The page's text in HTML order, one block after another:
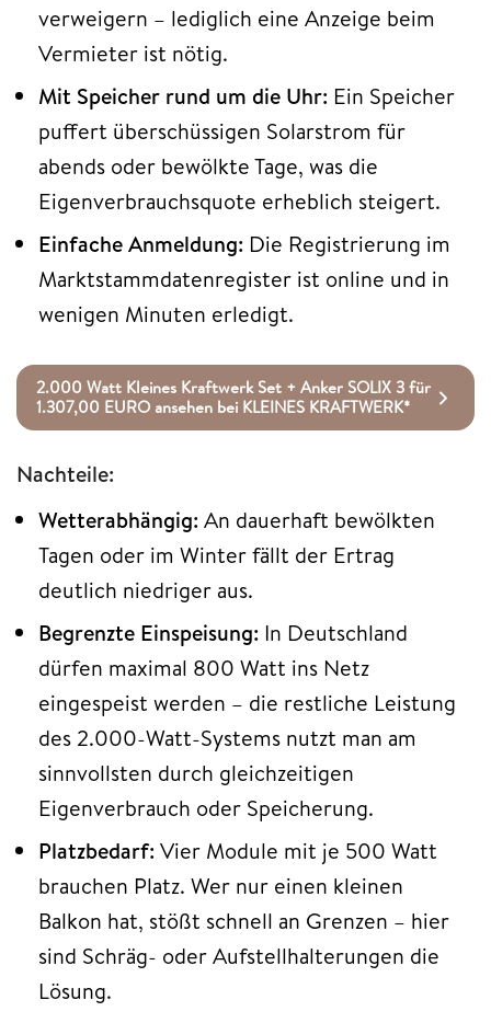
verweigern – lediglich eine Anzeige beim
Vermieter ist nötig.
Mit Speicher rund um die Uhr: Ein Speicher
puffert überschüssigen Solarstrom für
abends oder bewölkte Tage, was die
Eigenverbrauchsquote erheblich steigert.
Einfache Anmeldung: Die Registrierung im
Marktstammdatenregister ist online und in
wenigen Minuten erledigt.
2.000 Watt Kleines Kraftwerk Set + Anker SOLIX 3 für
1.307,00 EURO ansehen bei KLEINES KRAFTWERK*
Nachteile:
Wetterabhängig: An dauerhaft bewölkten
Tagen oder im Winter fällt der Ertrag
deutlich niedriger aus.
Begrenzte Einspeisung: In Deutschland
dürfen maximal 800 Watt ins Netz
eingespeist werden – die restliche Leistung
des 2.000-Watt-Systems nutzt man am
sinnvollsten durch gleichzeitigen
Eigenverbrauch oder Speicherung.
Platzbedarf: Vier Module mit je 500 Watt
brauchen Platz. Wer nur einen kleinen
Balkon hat, stößt schnell an Grenzen – hier
sind Schräg- oder Aufstellhalterungen die
Lösung.